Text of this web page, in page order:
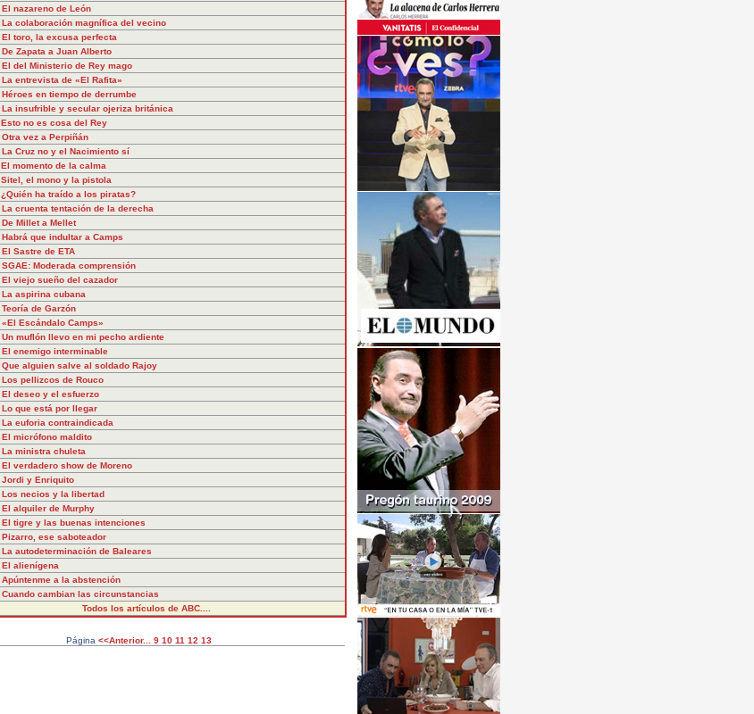
El nazareno de León
La colaboración magnífica del vecino
El toro, la excusa perfecta
De Zapata a Juan Alberto
El del Ministerio de Rey mago
La entrevista de «El Rafita»
Héroes en tiempo de derrumbe
La insufrible y secular ojeriza británica
Esto no es cosa del Rey
Otra vez a Perpiñán
La Cruz no y el Nacimiento sí
El momento de la calma
Sitel, el mono y la pistola
¿Quién ha traído a los piratas?
La cruenta tentación de la derecha
De Millet a Mellet
Habrá que indultar a Camps
El Sastre de ETA
SGAE: Moderada comprensión
El viejo sueño del cazador
La aspirina cubana
Teoría de Garzón
«El Escándalo Camps»
Un muflón llevo en mi pecho ardiente
El enemigo interminable
Que alguien salve al soldado Rajoy
Los pellizcos de Rouco
El deseo y el esfuerzo
Lo que está por llegar
La euforia contraindicada
El micrófono maldito
La ministra chuleta
El verdadero show de Moreno
Jordi y Enriquito
Los necios y la libertad
El alquiler de Murphy
El tigre y las buenas intenciones
Pizarro, ese saboteador
La autodeterminación de Baleares
El alienígena
Apúntenme a la abstención
Cuando cambian las circunstancias
Todos los artículos de ABC....
Página <<Anterior... 9 10 11 12 13